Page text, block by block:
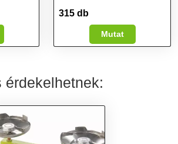
315 db
Mutat
érdekelhetnek: